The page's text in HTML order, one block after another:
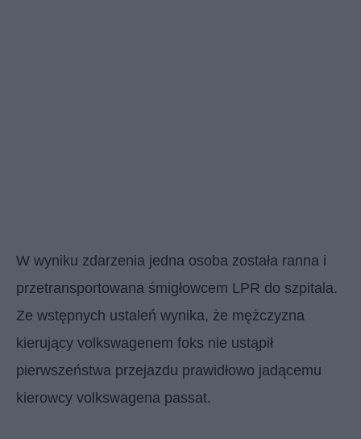
W wyniku zdarzenia jedna osoba została ranna i
przetransportowana śmigłowcem LPR do szpitala.
Ze wstępnych ustaleń wynika, że mężczyzna
kierujący volkswagenem foks nie ustąpił
pierwszeństwa przejazdu prawidłowo jadącemu
kierowcy volkswagena passat.